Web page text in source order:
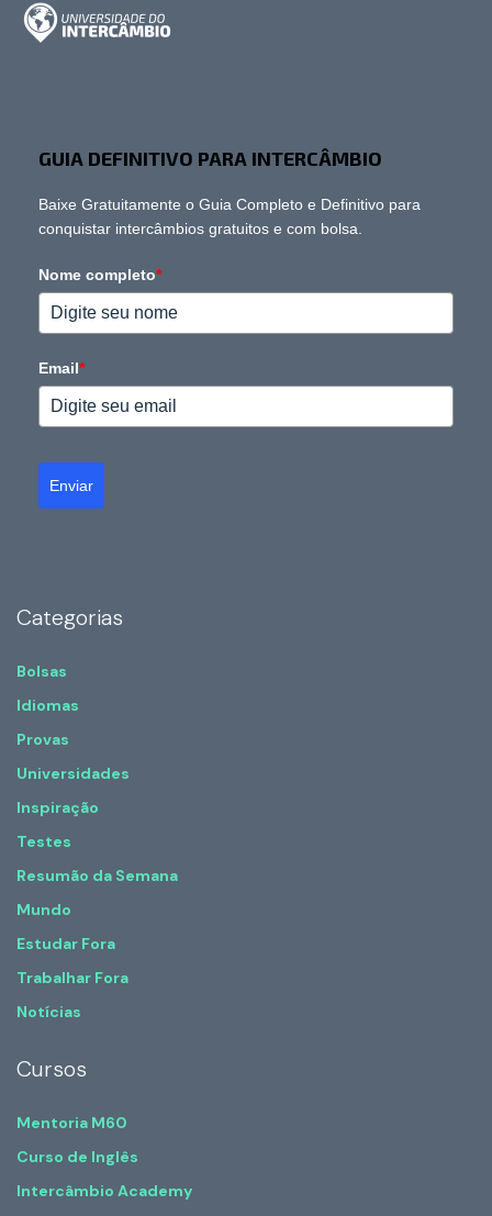
GUIA DEFINITIVO PARA INTERCÂMBIO
Baixe Gratuitamente o Guia Completo e Definitivo para
conquistar intercâmbios gratuitos e com bolsa.
Nome completo*
Email*
Enviar
Categorias
Bolsas
Idiomas
Provas
Universidades
Inspiração
Testes
Resumão da Semana
Mundo
Estudar Fora
Trabalhar Fora
Notícias
Cursos
Mentoria M60
Curso de Inglês
Intercâmbio Academy